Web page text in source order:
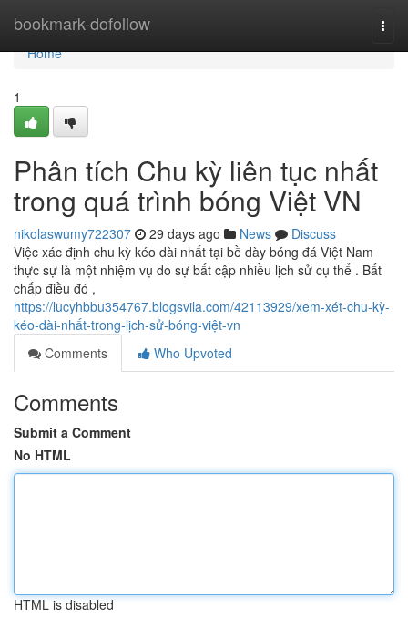
bookmark-dofollow
Home
Home
1
Phân tích Chu kỳ liên tục nhất
trong quá trình bóng Việt VN
nikolaswumy722307 29 days ago News
Discuss
Việc xác định chu kỳ kéo dài nhất tại bề dày bóng đá Việt Nam
thực sự là một nhiệm vụ do sự bất cập nhiều lịch sử cụ thể . Bất
chấp điều đó ,
https://lucyhbbu354767.blogsvila.com/42113929/xem-xét-chu-kỳ-
kéo-dài-nhất-trong-lịch-sử-bóng-việt-vn
Comments
Who Upvoted
Comments
Submit a Comment
No HTML
HTML is disabled